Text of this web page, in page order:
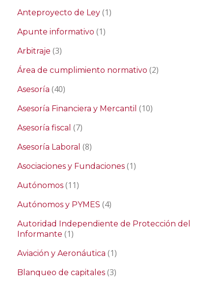
Anteproyecto de Ley (1)
Apunte informativo (1)
Arbitraje (3)
Área de cumplimiento normativo (2)
Asesoría (40)
Asesoría Financiera y Mercantil (10)
Asesoría fiscal (7)
Asesoría Laboral (8)
Asociaciones y Fundaciones (1)
Autónomos (11)
Autónomos y PYMES (4)
Autoridad Independiente de Protección del
Informante (1)
Aviación y Aeronáutica (1)
Blanqueo de capitales (3)